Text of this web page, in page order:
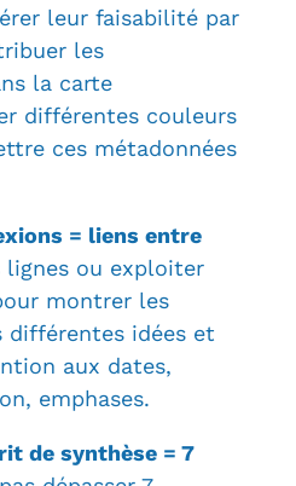
leur faisabilité par
les
la carte
différentes couleurs
ces métadonnées
= liens entre
ou exploiter
montrer les
idées et
aux dates,
emphases.
de synthèse = 7